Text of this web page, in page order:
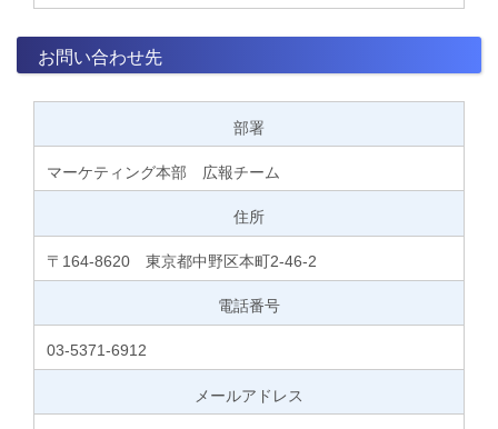
お問い合わせ先
部署
マーケティング本部 広報チーム
住所
〒164-8620 東京都中野区本町2-46-2
電話番号
03-5371-6912
メールアドレス